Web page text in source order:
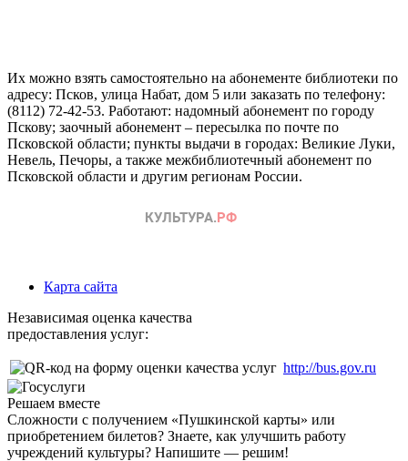
Их можно взять самостоятельно на абонементе библиотеки по
адресу: Псков, улица Набат, дом 5 или заказать по телефону:
(8112) 72-42-53. Работают: надомный абонемент по городу
Пскову; заочный абонемент – пересылка по почте по
Псковской области; пункты выдачи в городах: Великие Луки,
Невель, Печоры, а также межбиблиотечный абонемент по
Псковской области и другим регионам России.
Карта сайта
Независимая оценка качества
предоставления услуг:
http://bus.gov.ru
Решаем вместе
Сложности с получением «Пушкинской карты» или
приобретением билетов? Знаете, как улучшить работу
учреждений культуры? Напишите — решим!